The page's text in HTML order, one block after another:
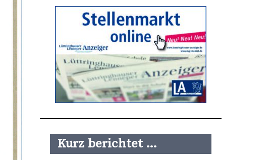
Kurz berichtet …